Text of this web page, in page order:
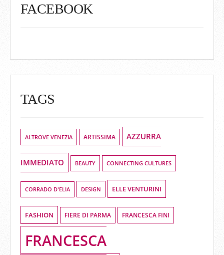
FACEBOOK
TAGS
ALTROVE VENEZIA ARTISSIMA AZZURRA
IMMEDIATO BEAUTY CONNECTING CULTURES
CORRADO D'ELIA DESIGN ELLE VENTURINI
FASHION FIERE DI PARMA FRANCESCA FINI
FRANCESCA